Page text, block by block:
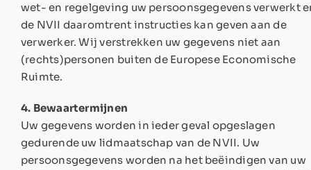
wet- en regelgeving uw persoonsgegevens verwerkt
de NVII daaromtrent instructies kan geven aan de
verwerker. Wij verstrekken uw gegevens niet aan
(rechts)personen buiten de Europese Economische
Ruimte.
4. Bewaartermijnen
Uw gegevens worden in ieder geval opgeslagen
gedurende uw lidmaatschap van de NVII. Uw
persoonsgegevens worden na het beëindigen van uw